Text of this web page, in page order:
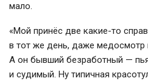
мало.
«Мой принёс две какие-то
в тот же день, даже медосмотр
А он бывший безработный —
и судимый. Ну типичная